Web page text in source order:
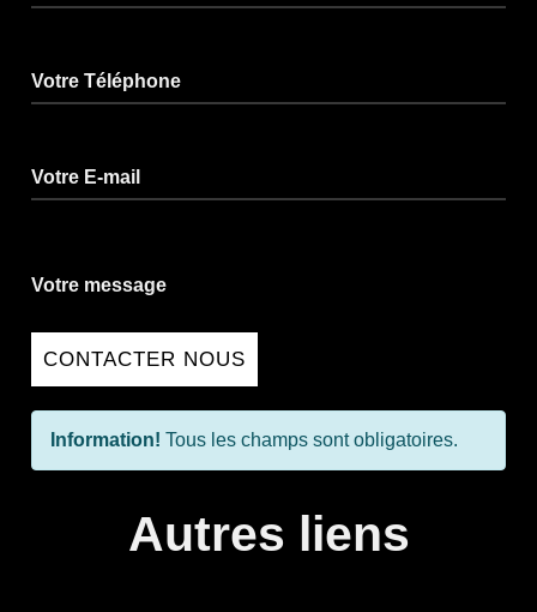
Votre Téléphone
Votre E-mail
Votre message
CONTACTER NOUS
Information! Tous les champs sont obligatoires.
Autres liens